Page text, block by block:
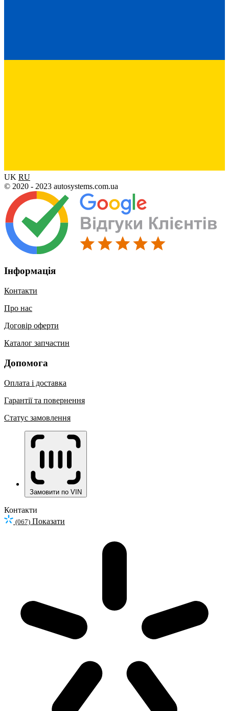
UK RU
© 2020 - 2023 autosystems.com.ua
Інформація
Контакти
Про нас
Договір оферти
Каталог запчастин
Допомога
Оплата і доставка
Гарантії та повернення
Статус замовлення
Замовити по VIN
Контакти
(067) Показати